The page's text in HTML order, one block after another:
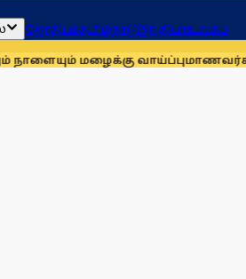
ஜோதிடம்தமிழ்நாடுஇந்தியாஉலகம்
வாய்ப்புமாணவர்களுக்காக